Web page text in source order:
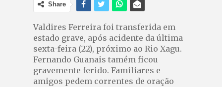
Share
Valdires Ferreira foi transferida em
estado grave, após acidente da última
sexta-feira (22), próximo ao Rio Xagu.
Fernando Guanais tamém ficou
gravemente ferido. Familiares e
amigos pedem correntes de oração